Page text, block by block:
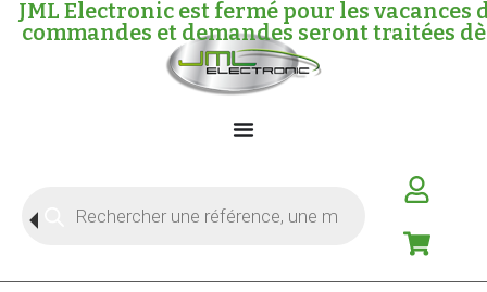
JML Electronic est fermé pour les vacances
commandes et demandes seront traitées